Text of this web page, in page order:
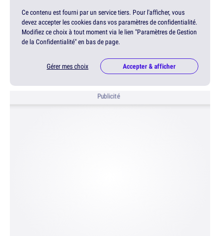
Ce contenu est fourni par un service tiers. Pour l'afficher, vous
devez accepter les cookies dans vos paramètres de confidentialité.
Modifiez ce choix à tout moment via le lien "Paramètres de Gestion
de la Confidentialité" en bas de page.
Gérer mes choix Accepter & afficher
Publicité